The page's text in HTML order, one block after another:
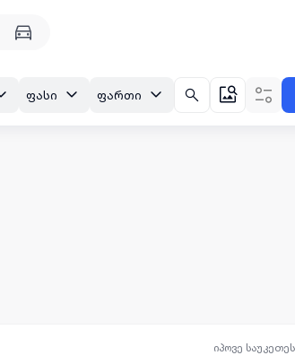
ფასი ფართი
იპოვე